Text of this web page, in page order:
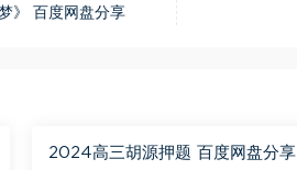
》 百度网盘分享
2024高三胡源押题 百度网盘分享